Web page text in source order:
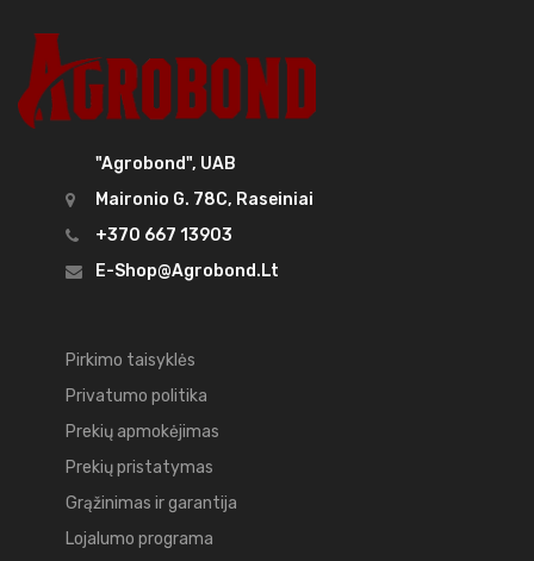
"Agrobond", UAB
Maironio G. 78C, Raseiniai
+370 667 13903
E-Shop@agrobond.lt
Pirkimo taisyklės
Privatumo politika
Prekių apmokėjimas
Prekių pristatymas
Grąžinimas ir garantija
Lojalumo programa